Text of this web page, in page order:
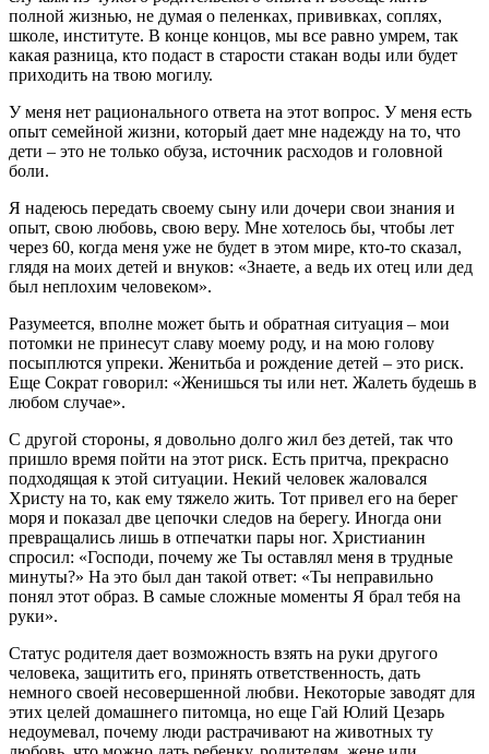
полной жизнью, не думая о пеленках, прививках, соплях,
школе, институте. В конце концов, мы все равно умрем, так
какая разница, кто подаст в старости стакан воды или будет
приходить на твою могилу.
У меня нет рационального ответа на этот вопрос. У меня есть
опыт семейной жизни, который дает мне надежду на то, что
дети – это не только обуза, источник расходов и головной
боли.
Я надеюсь передать своему сыну или дочери свои знания и
опыт, свою любовь, свою веру. Мне хотелось бы, чтобы лет
через 60, когда меня уже не будет в этом мире, кто-то сказал,
глядя на моих детей и внуков: «Знаете, а ведь их отец или дед
был неплохим человеком».
Разумеется, вполне может быть и обратная ситуация – мои
потомки не принесут славу моему роду, и на мою голову
посыплются упреки. Женитьба и рождение детей – это риск.
Еще Сократ говорил: «Женишься ты или нет. Жалеть будешь в
любом случае».
С другой стороны, я довольно долго жил без детей, так что
пришло время пойти на этот риск. Есть притча, прекрасно
подходящая к этой ситуации. Некий человек жаловался
Христу на то, как ему тяжело жить. Тот привел его на берег
моря и показал две цепочки следов на берегу. Иногда они
превращались лишь в отпечатки пары ног. Христианин
спросил: «Господи, почему же Ты оставлял меня в трудные
минуты?» На это был дан такой ответ: «Ты неправильно
понял этот образ. В самые сложные моменты Я брал тебя на
руки».
Статус родителя дает возможность взять на руки другого
человека, защитить его, принять ответственность, дать
немного своей несовершенной любви. Некоторые заводят для
этих целей домашнего питомца, но еще Гай Юлий Цезарь
недоумевал, почему люди растрачивают на животных ту